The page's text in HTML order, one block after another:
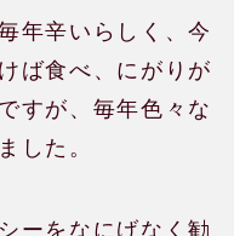
年辛いらしく、今
ば食べ、にがりが
すが、毎年色々な
した。
ーをなにげなく勧